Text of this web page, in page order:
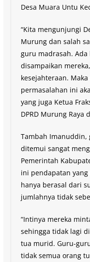
Desa Muara Untu
“Kita mengunjungi
Murung dan salah
guru madrasah.
disampaikan
kesejahteraan.
permasalahan ini
yang juga Ketua
DPRD Murung Raya
Tambah Imanuddin,
ditemui sangat
Pemerintah
ini pendapatan
hanya berasal dari
jumlahnya tidak
“Intinya mereka
sehingga tidak lagi
tua murid. Guru-
tidak semua orang